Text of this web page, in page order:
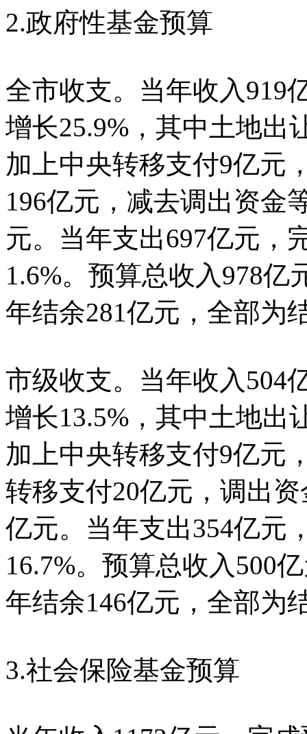
2.政府性基金预算
全市收支。当年收入919
增长25.9%，其中土地出
加上中央转移支付9亿元
196亿元，减去调出资金
元。当年支出697亿元，
1.6%。预算总收入978亿
年结余281亿元，全部为
市级收支。当年收入504
增长13.5%，其中土地出
加上中央转移支付9亿元
转移支付20亿元，调出
亿元。当年支出354亿元
16.7%。预算总收入500
年结余146亿元，全部为
3.社会保险基金预算